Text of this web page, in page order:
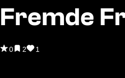
Fremde
0 2 1